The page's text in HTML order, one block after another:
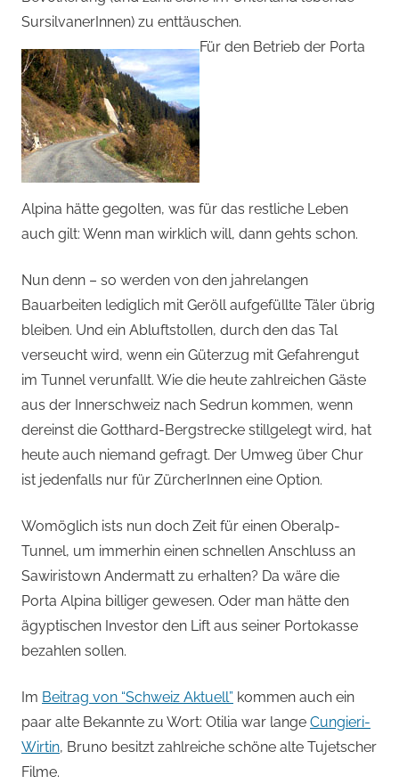
SursilvanerInnen) zu enttäuschen.
Für den Betrieb der Porta
Alpina hätte gegolten, was für das restliche Leben
auch gilt: Wenn man wirklich will, dann gehts schon.
Nun denn – so werden von den jahrelangen
Bauarbeiten lediglich mit Geröll aufgefüllte Täler übrig
bleiben. Und ein Abluftstollen, durch den das Tal
verseucht wird, wenn ein Güterzug mit Gefahrengut
im Tunnel verunfallt. Wie die heute zahlreichen Gäste
aus der Innerschweiz nach Sedrun kommen, wenn
dereinst die Gotthard-Bergstrecke stillgelegt wird, hat
heute auch niemand gefragt. Der Umweg über Chur
ist jedenfalls nur für ZürcherInnen eine Option.
Womöglich ists nun doch Zeit für einen Oberalp-
Tunnel, um immerhin einen schnellen Anschluss an
Sawiristown Andermatt zu erhalten? Da wäre die
Porta Alpina billiger gewesen. Oder man hätte den
ägyptischen Investor den Lift aus seiner Portokasse
bezahlen sollen.
Im Beitrag von “Schweiz Aktuell” kommen auch ein
paar alte Bekannte zu Wort: Otilia war lange Cungieri-
Wirtin, Bruno besitzt zahlreiche schöne alte Tujetscher
Filme.